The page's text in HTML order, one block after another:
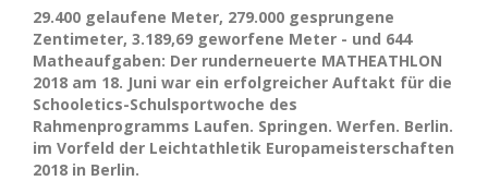
29.400 gelaufene Meter, 279.000 gesprungene
Zentimeter, 3.189,69 geworfene Meter - und 644
Matheaufgaben: Der runderneuerte MATHEATHLON
2018 am 18. Juni war ein erfolgreicher Auftakt für die
Schooletics-Schulsportwoche des
Rahmenprogramms Laufen. Springen. Werfen. Berlin.
im Vorfeld der Leichtathletik Europameisterschaften
2018 in Berlin.